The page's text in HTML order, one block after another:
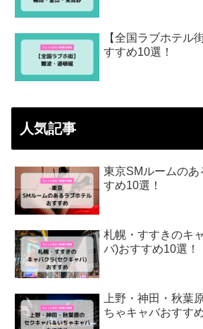
【全国ラブホテル
すすめ10選！
人気記事
東京SMルームの
すめ10選！
札幌・すすきのキ
バ)おすすめ10選！
上野・神田・秋葉
ちゃキャバおすす